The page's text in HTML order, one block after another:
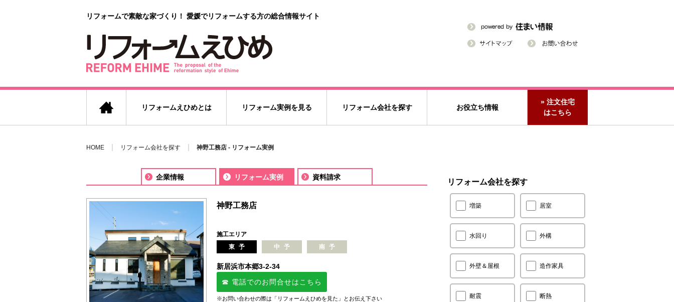
リフォームで素敵な家づくり！ 愛媛でリフォームする方の総合情報サイト
リフォームえひめとは リフォーム実例を見る リフォーム会社を探す お役立ち情報
» 注文住宅
はこちら
HOME リフォーム会社を探す 神野工務店 - リフォーム実例
企業情報 リフォーム実例 資料請求
神野工務店
施工エリア
東予
中予 南予
新居浜市本郷3-2-34
☎ 電話でのお問合せはこちら
※お問い合わせの際は「リフォームえひめを見た」とお伝え下さい
リフォーム会社を探す
増築 居室
水回り 外構
外壁＆屋根 造作家具
耐震 断熱